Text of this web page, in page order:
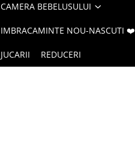
CAMERA BEBELUSULUI
IMBRACAMINTE NOU-NASCUTI ❤️
JUCARII REDUCERI